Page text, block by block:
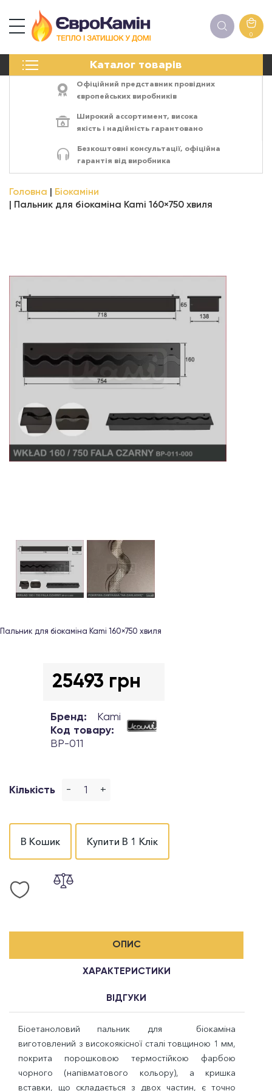
0
Каталог товарів
ПЕЧІ
ЕЛЕКТРОКАМІНИ
АКСЕСУАРИ
Офіційний представник провідних
європейських виробників
Широкий ассортимент, висока
якість і надійність гарантовано
Безкоштовні консультації, офіційна
гарантія від виробника
Головна
Біокаміни
Пальник для біокаміна Kami 160×750 хвиля
Пальник для біокаміна Kami 160×750 хвиля
25493 грн
Бренд:
Kami
Код товару:
BP-011
Кількість - +
В Кошик Купити В 1 Клік
ОПИС
ХАРАКТЕРИСТИКИ
ВІДГУКИ
Біоетаноловий пальник для біокаміна
виготовлений ​​з високоякісної сталі товщиною 1 мм,
покрита порошковою термостійкою фарбою
чорного (напівматового кольору), а кришка
вставки, що складається з двох частин, є точно